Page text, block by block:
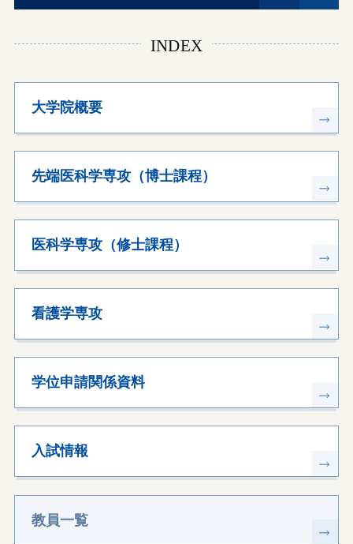
INDEX
大学院概要
先端医科学専攻（博士課程）
医科学専攻（修士課程）
看護学専攻
学位申請関係資料
入試情報
教員一覧